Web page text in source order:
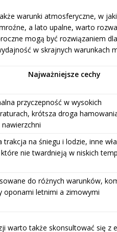
warunki atmosferyczne, w
a lato upalne, warto
mogą być rozwiązaniem
w skrajnych warunkach
Najważniejsze cechy
przyczepność w wysokich
krótsza droga
trakcja na śniegu i lodzie, inne
nie twardnieją w niskich
do różnych warunków,
oponami letnimi a zimowymi
warto także skonsultować się z